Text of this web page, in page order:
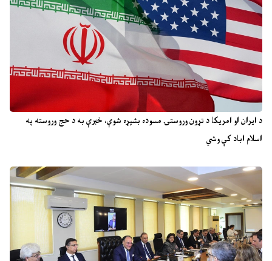
د ایران او امریکا د تړون وروستۍ مسوده بشپړه شوې، خبرې به د حج وروسته په
اسلام اباد کې وشي